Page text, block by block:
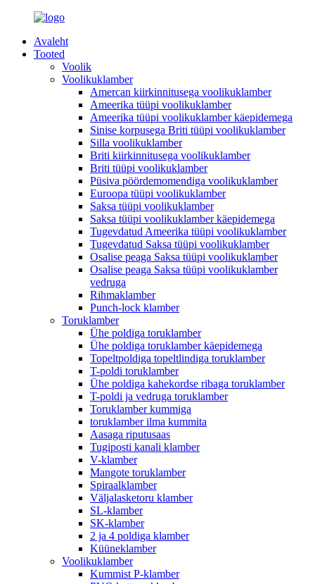
Avaleht
Tooted
Voolik
Voolikuklamber
Amercan kiirkinnitusega voolikuklamber
Ameerika tüüpi voolikuklamber
Ameerika tüüpi voolikuklamber käepidemega
Sinise korpusega Briti tüüpi voolikuklamber
Silla voolikuklamber
Briti kiirkinnitusega voolikuklamber
Briti tüüpi voolikuklamber
Püsiva pöördemomendiga voolikuklamber
Euroopa tüüpi voolikuklamber
Saksa tüüpi voolikuklamber
Saksa tüüpi voolikuklamber käepidemega
Tugevdatud Ameerika tüüpi voolikuklamber
Tugevdatud Saksa tüüpi voolikuklamber
Osalise peaga Saksa tüüpi voolikuklamber
Osalise peaga Saksa tüüpi voolikuklamber
vedruga
Rihmaklamber
Punch-lock klamber
Toruklamber
Ühe poldiga toruklamber
Ühe poldiga toruklamber käepidemega
Topeltpoldiga topeltlindiga toruklamber
T-poldi toruklamber
Ühe poldiga kahekordse ribaga toruklamber
T-poldi ja vedruga toruklamber
Toruklamber kummiga
toruklamber ilma kummita
Aasaga riputusaas
Tugiposti kanali klamber
V-klamber
Mangote toruklamber
Spiraalklamber
Väljalasketoru klamber
SL-klamber
SK-klamber
2 ja 4 poldiga klamber
Küüneklamber
Voolikuklamber
Kummist P-klamber